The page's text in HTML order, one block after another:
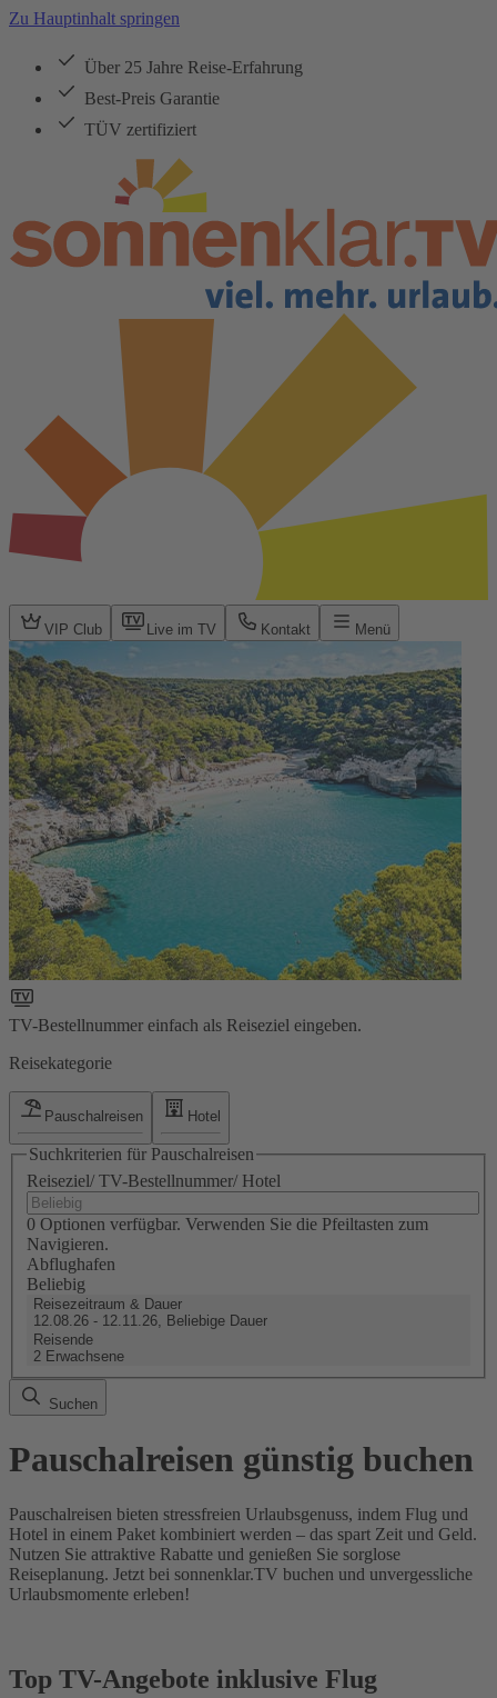
Zu Hauptinhalt springen
Über 25 Jahre Reise-Erfahrung
Best-Preis Garantie
TÜV zertifiziert
VIP Club Live im TV Kontakt Menü
TV-Bestellnummer einfach als Reiseziel eingeben.
Reisekategorie
Pauschalreisen Hotel
Suchkriterien für Pauschalreisen
Reiseziel/ TV-Bestellnummer/ Hotel
0 Optionen verfügbar. Verwenden Sie die Pfeiltasten zum
Navigieren.
Abflughafen
Beliebig
Reisezeitraum & Dauer
12.08.26 - 12.11.26, Beliebige Dauer
Reisende
2 Erwachsene
Suchen
Pauschalreisen günstig buchen
Pauschalreisen bieten stressfreien Urlaubsgenuss, indem Flug und
Hotel in einem Paket kombiniert werden – das spart Zeit und Geld.
Nutzen Sie attraktive Rabatte und genießen Sie sorglose
Reiseplanung. Jetzt bei sonnenklar.TV buchen und unvergessliche
Urlaubsmomente erleben!
Top TV-Angebote inklusive Flug